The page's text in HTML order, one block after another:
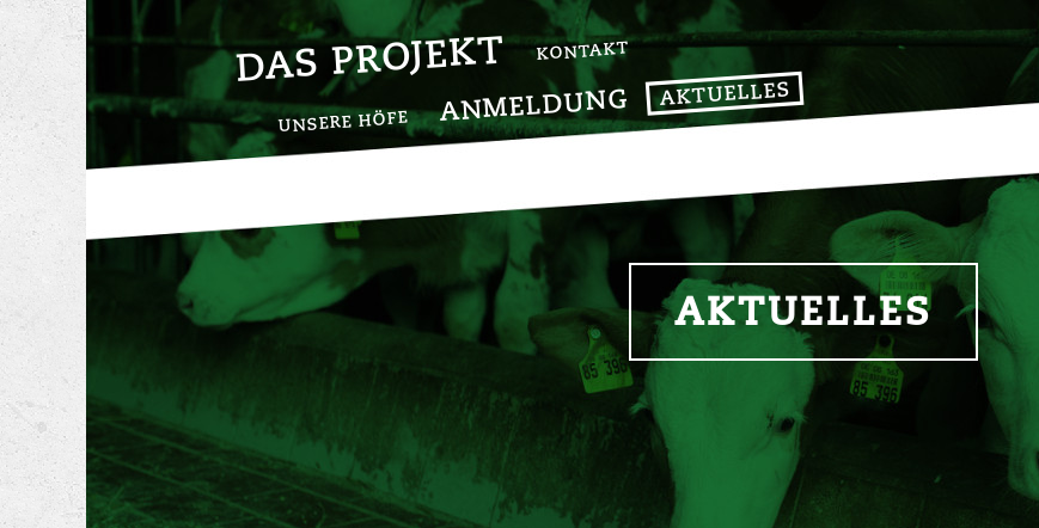
DAS PROJEKT KONTAKT
UNSERE HÖFE ANMELDUNG AKTUELLES
AKTUELLES